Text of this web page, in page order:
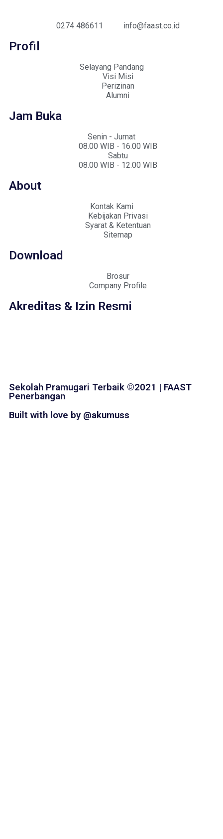
0274 486611 info@faast.co.id
Profil
Selayang Pandang
Visi Misi
Perizinan
Alumni
Jam Buka
Senin - Jumat
08.00 WIB - 16.00 WIB
Sabtu
08.00 WIB - 12.00 WIB
About
Kontak Kami
Kebijakan Privasi
Syarat & Ketentuan
Sitemap
Download
Brosur
Company Profile
Akreditas & Izin Resmi
Sekolah Pramugari Terbaik ©2021 | FAAST
Penerbangan
Built with love by @akumuss